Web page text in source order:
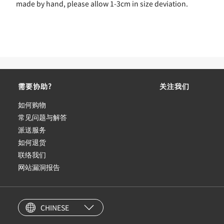
made by hand, please allow 1-3cm in size deviation.
需要协助?
如何购物
常见问题与解答
派送服务
如何退货
联络我们
网站漏洞报告
关注我们
CHINESE